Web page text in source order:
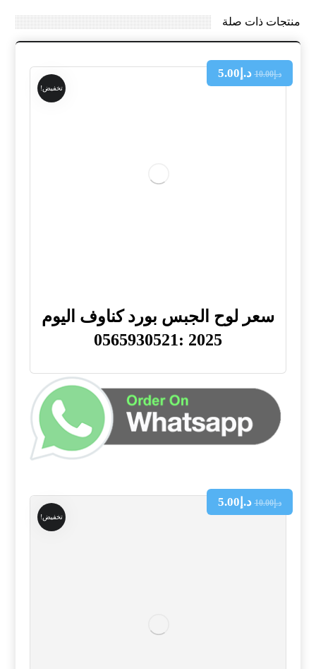
منتجات ذات صلة
تخفيض!
سعر لوح الجبس بورد كناوف اليوم
2025 :0565930521
د.إ10.00 د.إ 5.00
تخفيض!
د.إ10.00 د.إ 5.00